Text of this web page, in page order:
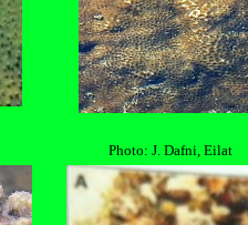
Photo: J. Dafni, Eilat